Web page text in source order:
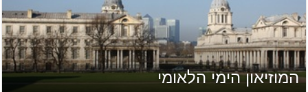
המוזיאון הימי הלאומי